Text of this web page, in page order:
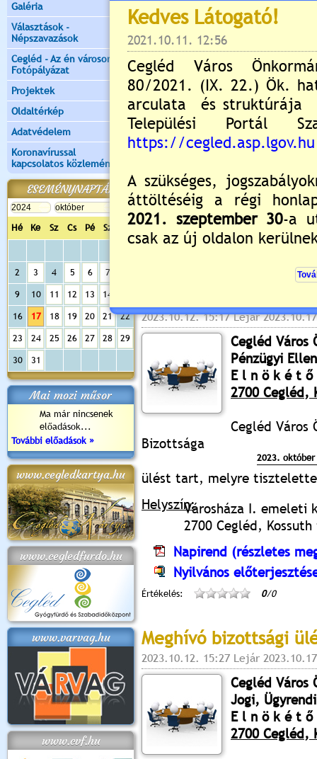
Galéria
Választások -
Népszavazások
Cegléd - Az én városom -
Fotópályázat
Projektek
Oldaltérkép
Adatvédelem
Koronavírussal
kapcsolatos közlemények
ESEMÉNYNAPTÁR
Hé Ke Sz Cs Pé Sz Va
2 3 4 5 6 7
9 10 11 12 13 14
16 17 18 19 20 21 22
23 24 25 26 27 28 29
30 31
Mai mozi műsor
Ma már nincsenek
előadások...
További előadások »
www.cegledkartya.hu
www.cegledfurdo.hu
www.varvag.hu
www.cvf.hu
Cegléd Város
Humán
E l n ö k é t ő
2700 Cegléd,
Cegléd Város
2023. október
ülést tart, melyre
2700 Cegléd,
Napirend (részletes
Nyilvános
2023.10.12. 15:17 Lejár
Cegléd Város
Pénzügyi
E l n ö k é t ő
2700 Cegléd,
Cegléd Város
Bizottsága
2023.
ülést tart, melyre
Helyszín:Városháza I. emeleti
2700 Cegléd,
Napirend (részletes
Nyilvános
Értékelés: 0/0
Meghívó bizottsági
2023.10.12. 15:27 Lejár
Cegléd Város
Jogi,
E l n ö k é t ő
2700 Cegléd,